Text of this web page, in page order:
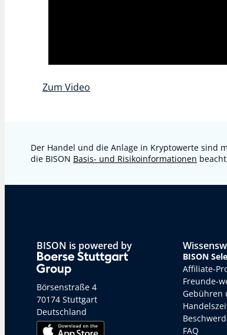
Zum Video
Der Handel und die Anlage in Kryptowerte sind
die BISON Basis- und Risikoinformationen
BISON is powered by
Börsenstraße 4
70174 Stuttgart
Deutschland
BISON
Affiliate-
Freunde-
Gebühren
FAQ